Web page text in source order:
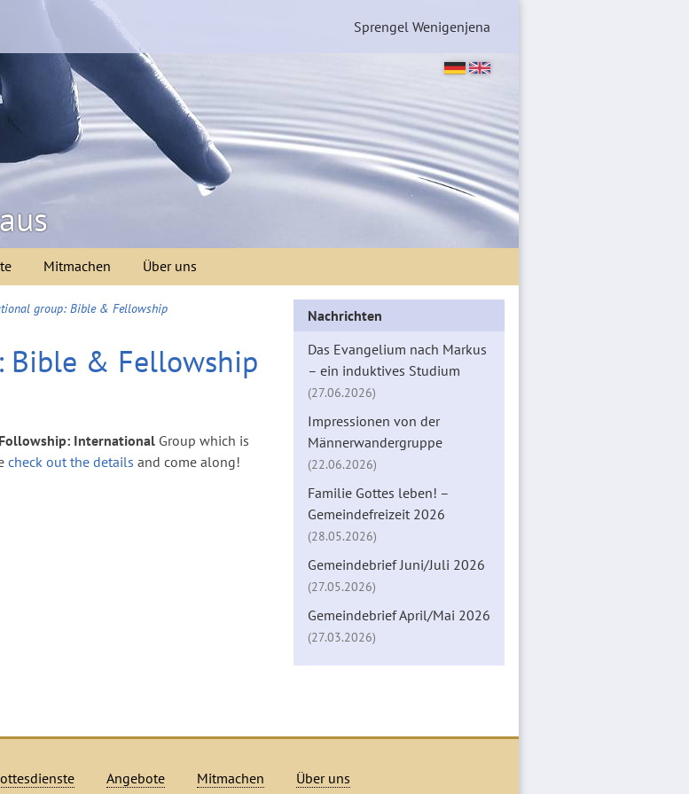
Sprengel Wenigenjena
Mitmachen Über uns
group: Bible & Fellowship
Bible & Fellowship
International Group which is
check out the details and come along!
Nachrichten
Das Evangelium nach Markus
– ein induktives Studium
(27.06.2026)
Impressionen von der
Männerwandergruppe
(22.06.2026)
Familie Gottes leben! –
Gemeindefreizeit 2026
(28.05.2026)
Gemeindebrief Juni/Juli 2026
(27.05.2026)
Gemeindebrief April/Mai 2026
(27.03.2026)
Angebote Mitmachen Über uns